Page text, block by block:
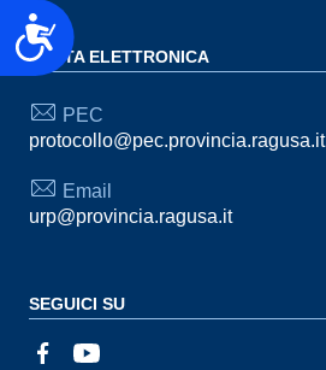
Accessibilità
POSTA ELETTRONICA
PEC
protocollo@pec.provincia.ragusa.it
Email
urp@provincia.ragusa.it
SEGUICI SU